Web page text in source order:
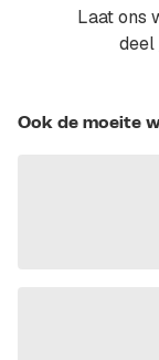
Laat ons
deel
Ook de moeite